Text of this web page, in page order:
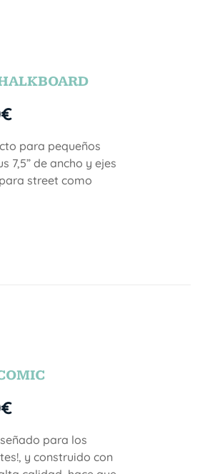
€
para pequeños
7,5” de ancho y ejes
street como
€
para los
y construido con